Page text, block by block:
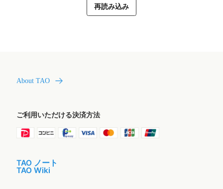
再読み込み
About TAO
ご利用いただける決済方法
TAO ノート
TAO Wiki